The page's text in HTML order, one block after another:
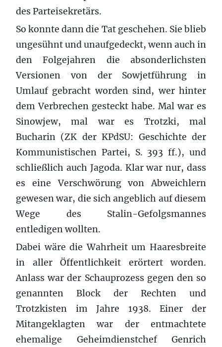
des Parteisekretärs.
So konnte dann die Tat geschehen. Sie blieb
ungesühnt und unaufgedeckt, wenn auch in
den Folgejahren die absonderlichsten
Versionen von der Sowjetführung in
Umlauf gebracht worden sind, wer hinter
dem Verbrechen gesteckt habe. Mal war es
Sinowjew, mal war es Trotzki, mal
Bucharin (ZK der KPdSU: Geschichte der
Kommunistischen Partei, S. 393 ff.), und
schließlich auch Jagoda. Klar war nur, dass
es eine Verschwörung von Abweichlern
gewesen war, die sich angeblich auf diesem
Wege des Stalin-Gefolgsmannes
entledigen wollten.
Dabei wäre die Wahrheit um Haaresbreite
in aller Öffentlichkeit erörtert worden.
Anlass war der Schauprozess gegen den so
genannten Block der Rechten und
Trotzkisten im Jahre 1938. Einer der
Mitangeklagten war der entmachtete
ehemalige Geheimdienstchef Genrich